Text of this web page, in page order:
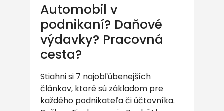
Automobil v
podnikaní? Daňové
výdavky? Pracovná
cesta?
Stiahni si 7 najobľúbenejších
článkov, ktoré sú základom pre
každého podnikateľa či účtovníka.